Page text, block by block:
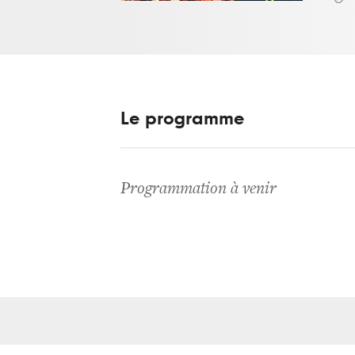
Le programme
Programmation à venir